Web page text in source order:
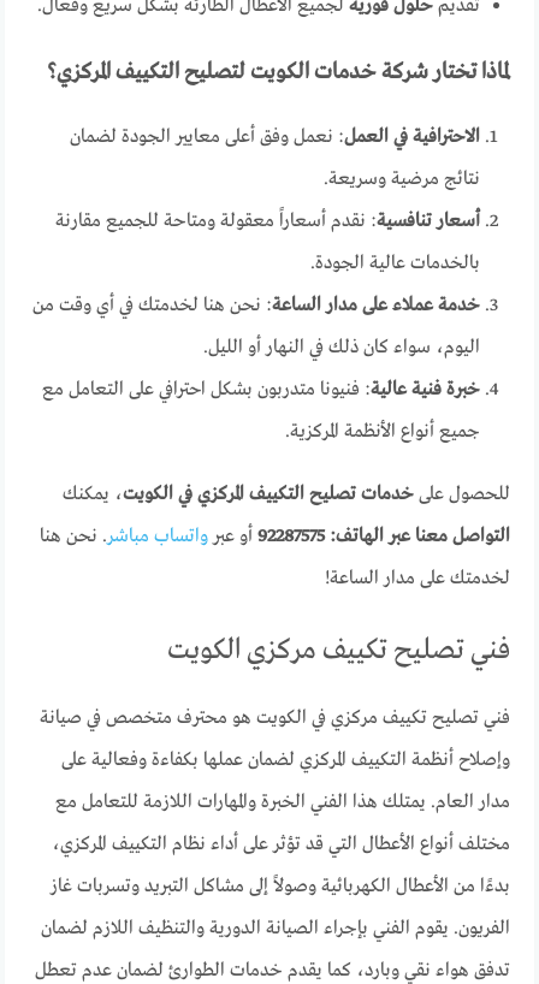
تقديمحلول فورية لجميع الأعطال الطارئة بشكل سريع وفعال.
لماذا تختار شركة خدمات الكويت لتصليح التكييف المركزي؟
الاحترافية في العمل: نعمل وفق أعلى معايير الجودة لضمان
نتائج مرضية وسريعة.
أسعار تنافسية: نقدم أسعاراً معقولة ومتاحة للجميع مقارنة
بالخدمات عالية الجودة.
خدمة عملاء على مدار الساعة: نحن هنا لخدمتك في أي وقت من
اليوم، سواء كان ذلك في النهار أو الليل.
خبرة فنية عالية: فنيونا متدربون بشكل احترافي على التعامل مع
جميع أنواع الأنظمة المركزية.
للحصول علىخدمات تصليح التكييف المركزي في الكويت، يمكنك
التواصل معنا عبر الهاتف: 92287575
أو عبرواتساب مباشر. نحن هنا
لخدمتك على مدار الساعة!
فني تصليح تكييف مركزي الكويت
فني تصليح تكييف مركزي في الكويت هو محترف متخصص في صيانة
وإصلاح أنظمة التكييف المركزي لضمان عملها بكفاءة وفعالية على
مدار العام. يمتلك هذا الفني الخبرة والمهارات اللازمة للتعامل مع
مختلف أنواع الأعطال التي قد تؤثر على أداء نظام التكييف المركزي،
بدءًا من الأعطال الكهربائية وصولاً إلى مشاكل التبريد وتسربات غاز
الفريون. يقوم الفني بإجراء الصيانة الدورية والتنظيف اللازم لضمان
تدفق هواء نقي وبارد، كما يقدم خدمات الطوارئ لضمان عدم تعطل